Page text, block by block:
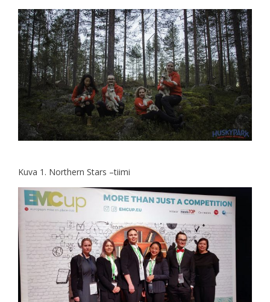
Kuva 1. Northern Stars –tiimi